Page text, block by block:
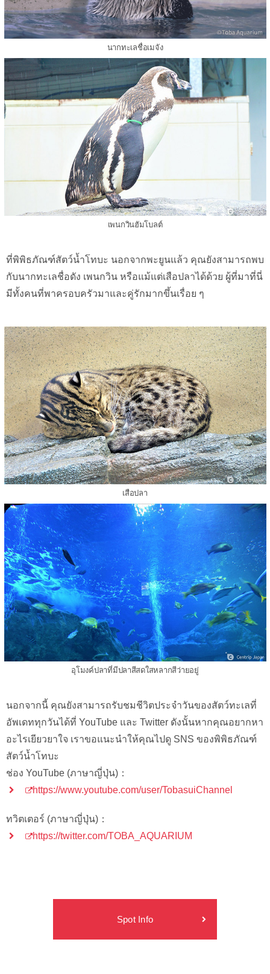
นากทะเลชื่อเมจัง
เพนกวินฮัมโบลต์
ที่พิพิธภัณฑ์สัตว์น้ำโทบะ นอกจากพะยูนแล้ว คุณยังสามารถพบ
กับนากทะเลชื่อดัง เพนกวิน หรือแม้แต่เสือปลาได้ด้วย ผู้ที่มาที่นี่
มีทั้งคนที่พาครอบครัวมาและคู่รักมากขึ้นเรื่อย ๆ
เสือปลา
อุโมงค์ปลาที่มีปลาสีสดใสหลากสีว่ายอยู่
นอกจากนี้ คุณยังสามารถรับชมชีวิตประจำวันของสัตว์ทะเลที่
อัพเดททุกวันได้ที่ YouTube และ Twitter ดังนั้นหากคุณอยากหา
อะไรเยียวยาใจ เราขอแนะนำให้คุณไปดู SNS ของพิพิธภัณฑ์
สัตว์น้ำโทบะ
ช่อง YouTube (ภาษาญี่ปุ่น)：
https://www.youtube.com/user/TobasuiChannel
ทวิตเตอร์ (ภาษาญี่ปุ่น)：
https://twitter.com/TOBA_AQUARIUM
Spot Info